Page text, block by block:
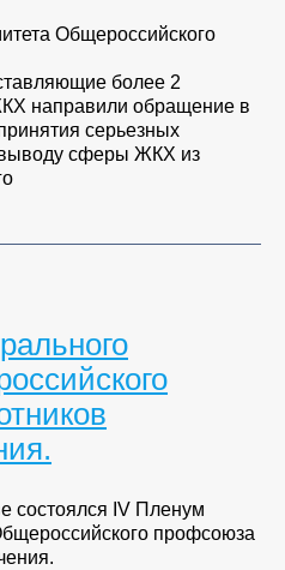
Общероссийского
более 2
направили обращение в
серьезных
выводу сферы ЖКХ из
состоялся IV Пленум
профсоюза